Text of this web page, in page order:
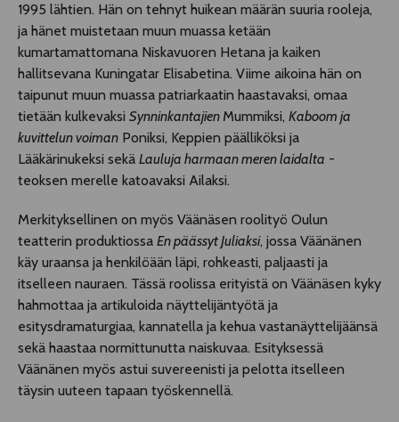
1995 lähtien. Hän on tehnyt huikean määrän suuria rooleja,
ja hänet muistetaan muun muassa ketään
kumartamattomana Niskavuoren Hetana ja kaiken
hallitsevana Kuningatar Elisabetina. Viime aikoina hän on
taipunut muun muassa patriarkaatin haastavaksi, omaa
tietään kulkevaksi Synninkantajien Mummiksi, Kaboom ja
kuvittelun voiman Poniksi, Keppien päälliköksi ja
Lääkärinukeksi sekä Lauluja harmaan meren laidalta -
teoksen merelle katoavaksi Ailaksi.
Merkityksellinen on myös Väänäsen roolityö Oulun
teatterin produktiossa En päässyt Juliaksi, jossa Väänänen
käy uraansa ja henkilöään läpi, rohkeasti, paljaasti ja
itselleen nauraen. Tässä roolissa erityistä on Väänäsen kyky
hahmottaa ja artikuloida näyttelijäntyötä ja
esitysdramaturgiaa, kannatella ja kehua vastanäyttelijäänsä
sekä haastaa normittunutta naiskuvaa. Esityksessä
Väänänen myös astui suvereenisti ja pelotta itselleen
täysin uuteen tapaan työskennellä.